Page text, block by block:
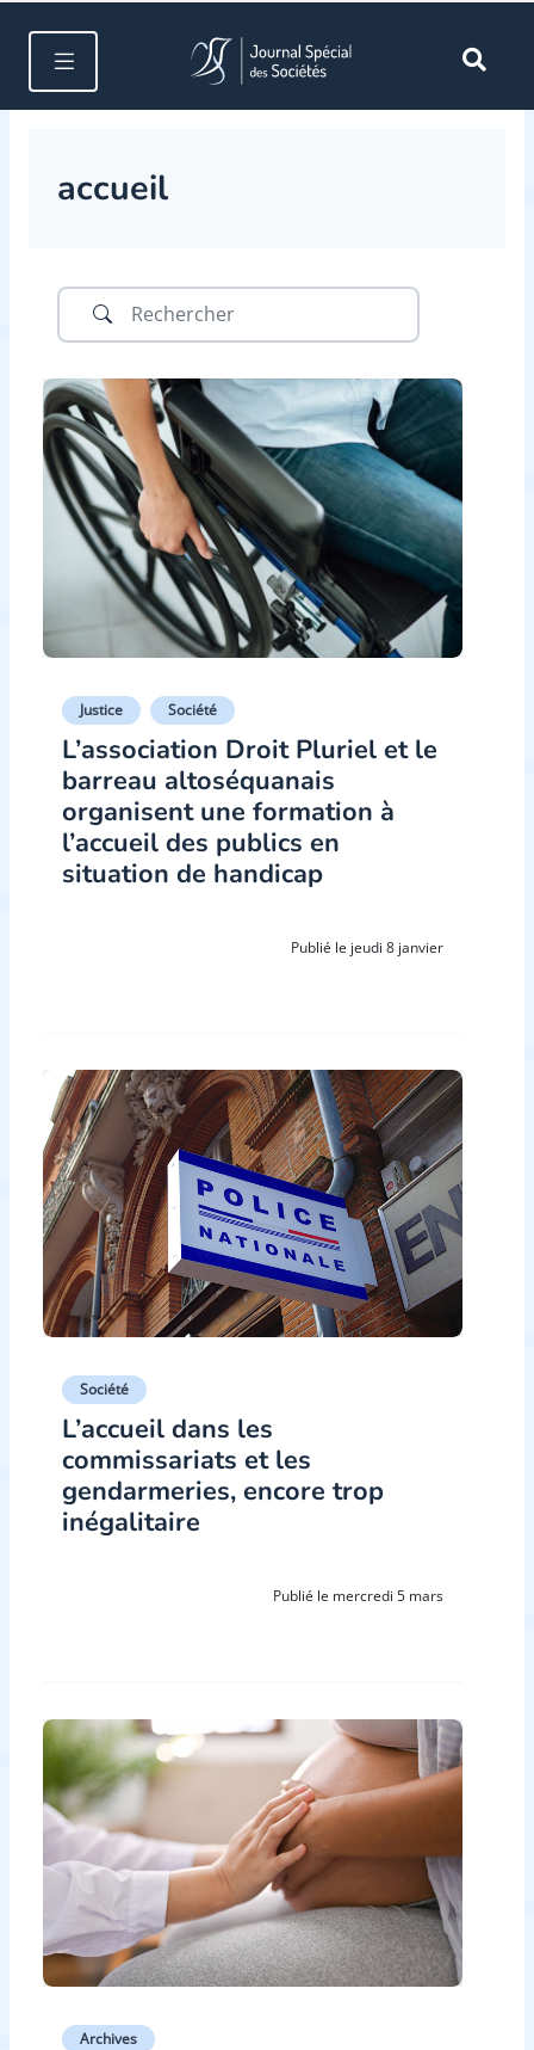
accueil
Justice Société
L’association Droit Pluriel et le
barreau altoséquanais
organisent une formation à
l’accueil des publics en
situation de handicap
Publié le jeudi 8 janvier
Société
L’accueil dans les
commissariats et les
gendarmeries, encore trop
inégalitaire
Publié le mercredi 5 mars
Archives